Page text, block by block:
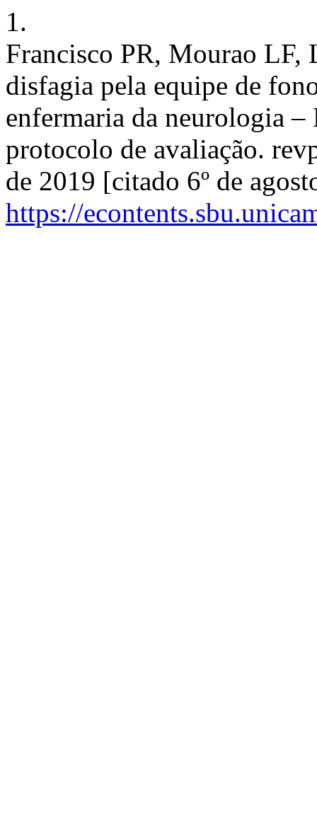
1.
Francisco PR, Mourao LF,
disfagia pela equipe de
enfermaria da neurologia
protocolo de avaliação.
de 2019 [citado 6º de
https://